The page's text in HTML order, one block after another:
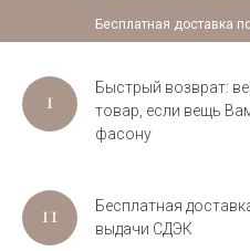
Бесплатная доставка
Быстрый возврат:
товар, если вещь
фасону
Бесплатная
выдачи СДЭК